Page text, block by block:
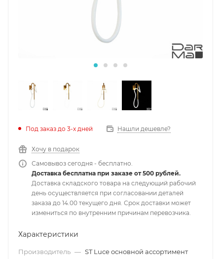
Под заказ до 3-х дней Нашли дешевле?
Хочу в подарок
Самовывоз сегодня - бесплатно.
Доставка бесплатна при заказе от 500 рублей.
Доставка складского товара на следующий рабочий
день осуществляется при согласовании деталей
заказа до 14.00 текущего дня. Срок доставки может
измениться по внутренним причинам перевозчика.
Характеристики
Производитель — ST Luce основной ассортимент